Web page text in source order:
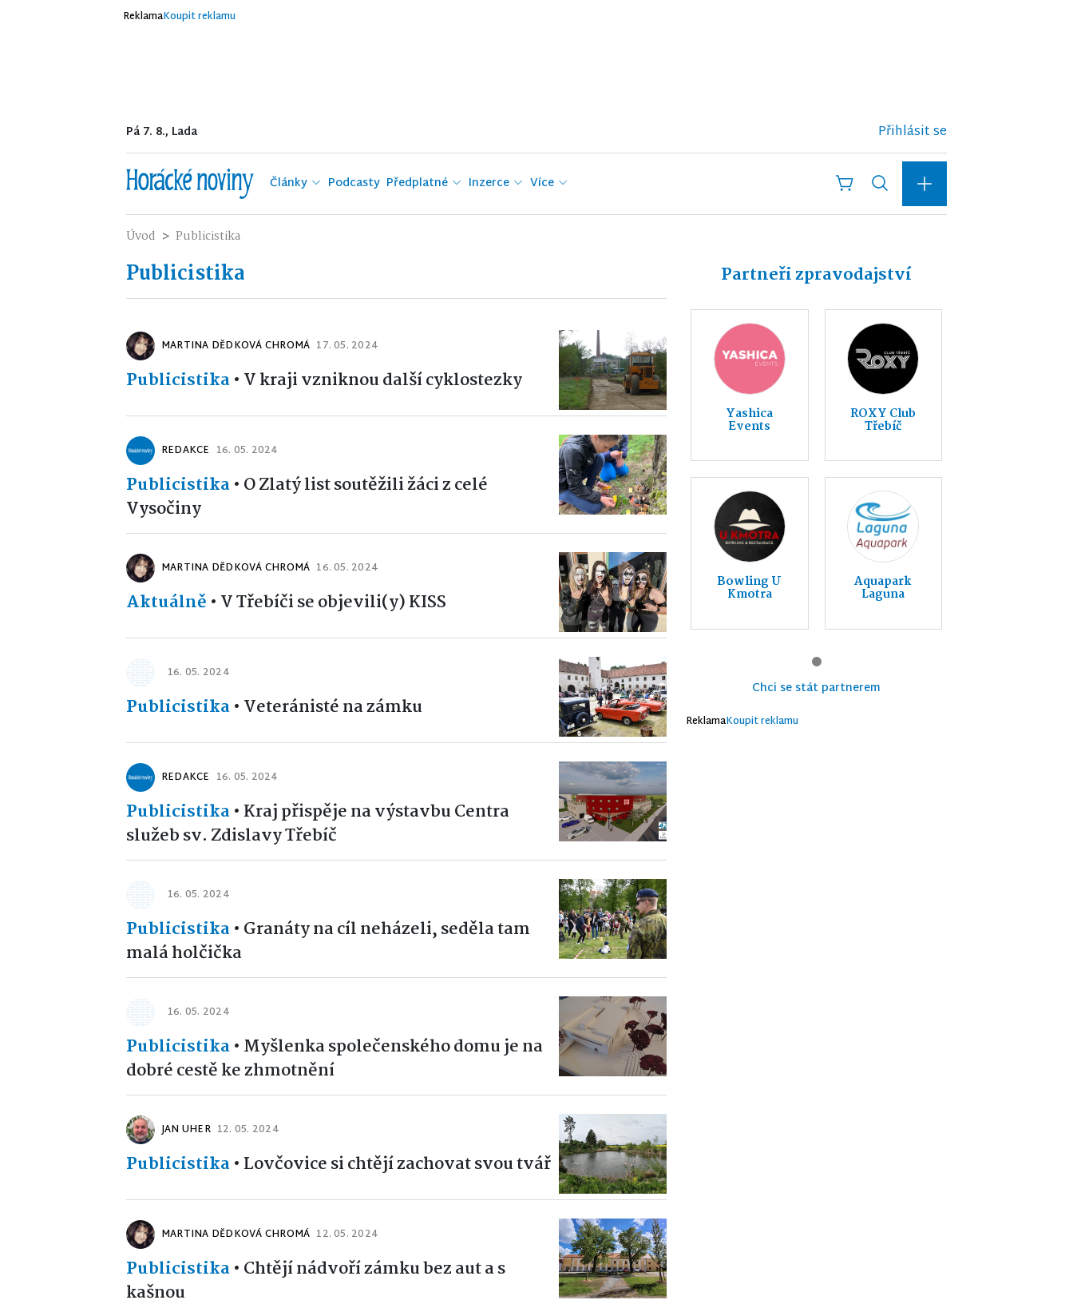
ReklamaKoupit reklamu
Pá 7. 8., Lada Přihlásit se
Články Podcasty Předplatné Inzerce Více
Úvod Publicistika
Publicistika
MARTINA DĚDKOVÁ CHROMÁ 17. 05. 2024
Publicistika• V kraji vzniknou další cyklostezky
REDAKCE 16. 05. 2024
Publicistika• O Zlatý list soutěžili žáci z celé
Vysočiny
MARTINA DĚDKOVÁ CHROMÁ 16. 05. 2024
Aktuálně • V Třebíči se objevili(y) KISS
16. 05. 2024
Publicistika• Veteránisté na zámku
REDAKCE 16. 05. 2024
Publicistika• Kraj přispěje na výstavbu Centra
služeb sv. Zdislavy Třebíč
16. 05. 2024
Publicistika• Granáty na cíl neházeli, seděla tam
malá holčička
16. 05. 2024
Publicistika• Myšlenka společenského domu je na
dobré cestě ke zhmotnění
JAN UHER 12. 05. 2024
Publicistika• Lovčovice si chtějí zachovat svou tvář
MARTINA DĚDKOVÁ CHROMÁ 12. 05. 2024
Publicistika• Chtějí nádvoří zámku bez aut a s
kašnou
Partneři zpravodajství
Yashica
Events
ROXY Club
Třebíč
Bowling U
Kmotra
Aquapark
Laguna
Chci se stát partnerem
ReklamaKoupit reklamu